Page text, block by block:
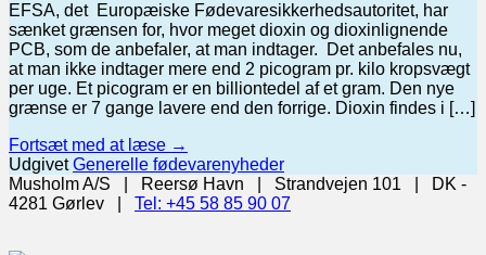
EFSA, det Europæiske Fødevaresikkerhedsautoritet, har
sænket grænsen for, hvor meget dioxin og dioxinlignende
PCB, som de anbefaler, at man indtager. Det anbefales nu,
at man ikke indtager mere end 2 picogram pr. kilo kropsvægt
per uge. Et picogram er en billiontedel af et gram. Den nye
grænse er 7 gange lavere end den forrige. Dioxin findes i […]
Fortsæt med at læse →
UdgivetGenerelle fødevarenyheder
Musholm A/S | Reersø Havn | Strandvejen 101 | DK -
4281 Gørlev | Tel: +45 58 85 90 07